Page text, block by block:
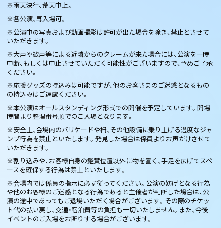
※雨天決行、荒天中止。
※各公演、再入場可。
※公演中の写真および動画撮影は許可が出た場合を除き、禁止とさせて
いただきます。
※大声や歓声等による近隣からのクレームが来た場合には、公演を一時
中断、もしくは中止させていただく可能性がございますので、予めご了承
ください。
※応援グッズの持込みは可能ですが、他のお客さまのご迷惑となるもの
の持込みはご遠慮ください。
※本公演はオールスタンディング形式での開催を予定しています。開場
時間より整理番号順でのご入場となります。
※安全上、会場内のバリケードや柵、その他設備に乗り上げる過度なジャ
ンプ行為を禁止といたします。発見した場合は係員よりお声がけさせて
いただきます。
※割り込みや、お客様自身の鑑賞位置以外に物を置く、手足を広げてスペ
ースを確保する行為は禁止といたします。
※会場内では係員の指示に必ず従ってください。公演の妨げとなる行為
や他のお客様のご迷惑となる行為であると主催者が判断した場合は、公
演の途中であってもご退場いただく場合がございます。その際のチケッ
ト代の払い戻し、交通・宿泊費等の負担も一切いたしません。また、今後
イベントのご入場をお断りする場合がございます。